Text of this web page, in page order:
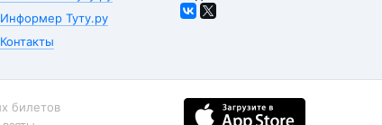
Информер Туту.ру
Контакты
билетов